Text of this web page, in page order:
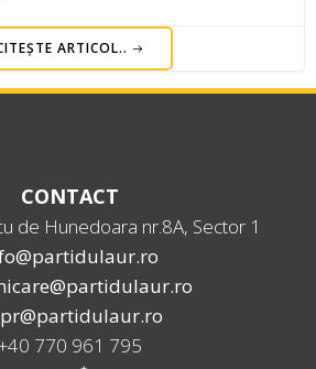
ARTICOL..
CONTACT
de Hunedoara nr.8A, Sector 1
770 961 795